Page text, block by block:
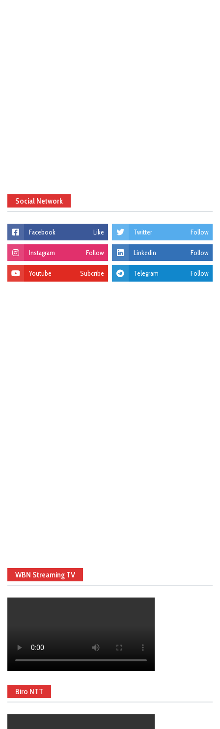
Social Network
Facebook Like Twitter Follow
Instagram Follow Linkedin Follow
Youtube Subcribe Telegram Follow
WBN Streaming TV
Biro NTT